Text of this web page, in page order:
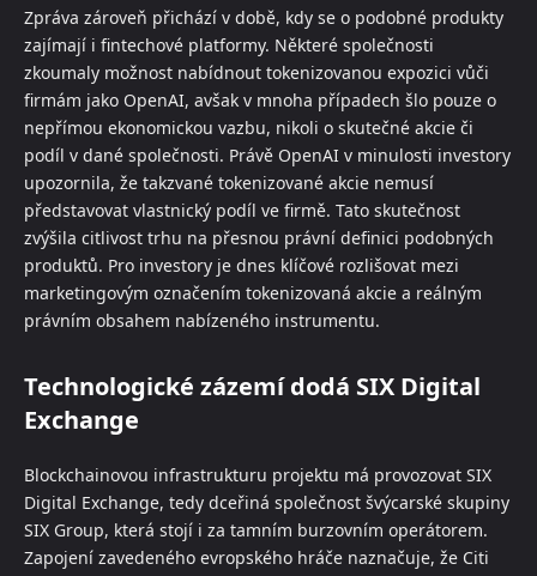
Zpráva zároveň přichází v době, kdy se o podobné produkty
zajímají i fintechové platformy. Některé společnosti
zkoumaly možnost nabídnout tokenizovanou expozici vůči
firmám jako OpenAI, avšak v mnoha případech šlo pouze o
nepřímou ekonomickou vazbu, nikoli o skutečné akcie či
podíl v dané společnosti. Právě OpenAI v minulosti investory
upozornila, že takzvané tokenizované akcie nemusí
představovat vlastnický podíl ve firmě. Tato skutečnost
zvýšila citlivost trhu na přesnou právní definici podobných
produktů. Pro investory je dnes klíčové rozlišovat mezi
marketingovým označením tokenizovaná akcie a reálným
právním obsahem nabízeného instrumentu.
Technologické zázemí dodá SIX Digital
Exchange
Blockchainovou infrastrukturu projektu má provozovat SIX
Digital Exchange, tedy dceřiná společnost švýcarské skupiny
SIX Group, která stojí i za tamním burzovním operátorem.
Zapojení zavedeného evropského hráče naznačuje, že Citi